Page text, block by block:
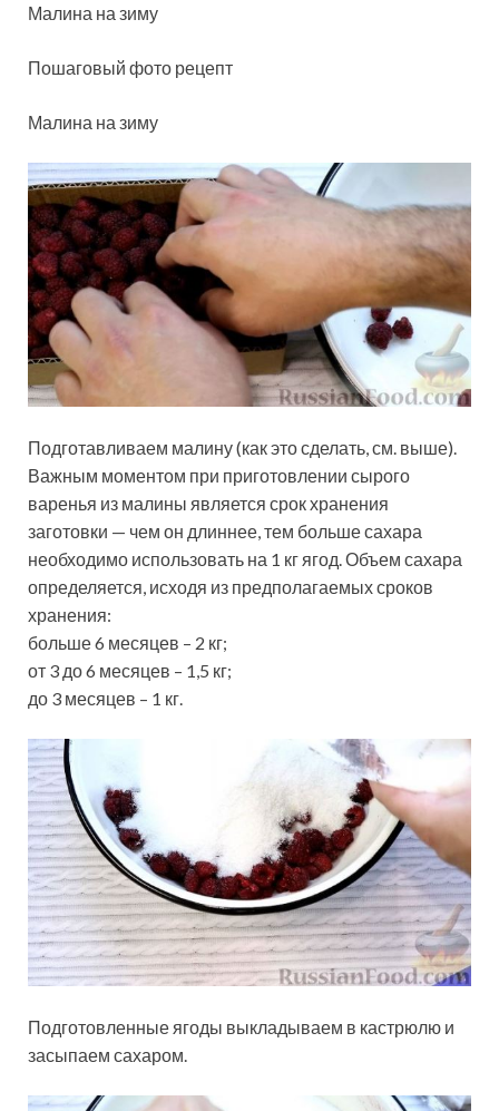
Малина на зиму
Пошаговый фото рецепт
Малина на зиму
Подготавливаем малину (как это сделать, см. выше).
Важным моментом при приготовлении сырого
варенья из малины является срок хранения
заготовки — чем он длиннее, тем больше сахара
необходимо использовать на 1 кг ягод. Объем сахара
определяется, исходя из предполагаемых сроков
хранения:
больше 6 месяцев – 2 кг;
от 3 до 6 месяцев – 1,5 кг;
до 3 месяцев – 1 кг.
Подготовленные ягоды выкладываем в кастрюлю и
засыпаем сахаром.